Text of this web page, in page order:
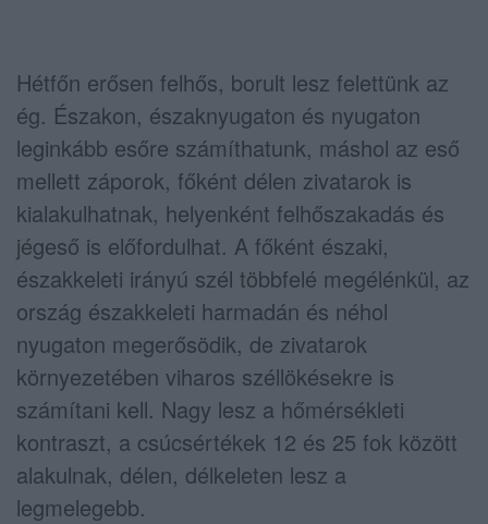
Hétfőn erősen felhős, borult lesz felettünk az
ég. Északon, északnyugaton és nyugaton
leginkább esőre számíthatunk, máshol az eső
mellett záporok, főként délen zivatarok is
kialakulhatnak, helyenként felhőszakadás és
jégeső is előfordulhat. A főként északi,
északkeleti irányú szél többfelé megélénkül, az
ország északkeleti harmadán és néhol
nyugaton megerősödik, de zivatarok
környezetében viharos széllökésekre is
számítani kell. Nagy lesz a hőmérsékleti
kontraszt, a csúcsértékek 12 és 25 fok között
alakulnak, délen, délkeleten lesz a
legmelegebb.